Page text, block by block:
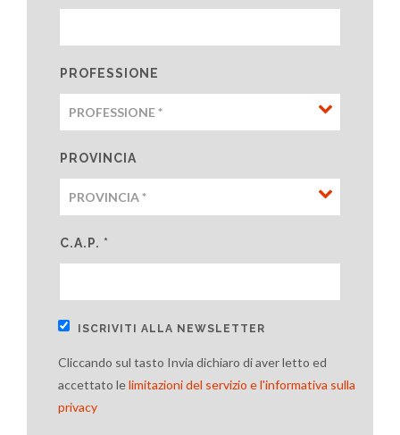
PROFESSIONE
PROVINCIA
C.A.P. *
ISCRIVITI ALLA NEWSLETTER
Cliccando sul tasto Invia dichiaro di aver letto ed
accettato lelimitazioni del servizio e l'informativa sulla
privacy